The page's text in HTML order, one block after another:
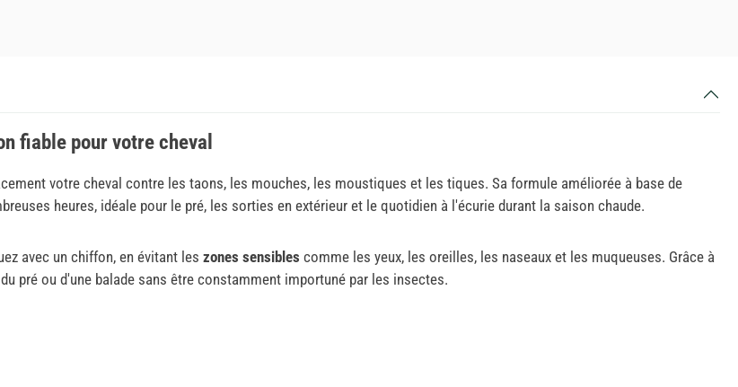
fiable pour votre cheval
votre cheval contre les taons, les mouches, les moustiques et les tiques. Sa formule améliorée à base de
heures, idéale pour le pré, les sorties en extérieur et le quotidien à l'écurie durant la saison chaude.
avec un chiffon, en évitant les zones sensibles comme les yeux, les oreilles, les naseaux et les muqueuses. Grâce à
pré ou d'une balade sans être constamment importuné par les insectes.